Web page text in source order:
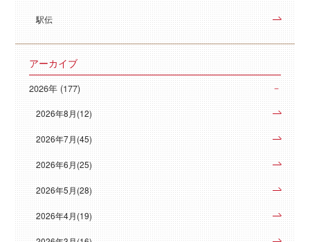
駅伝
アーカイブ
2026年 (177)
2026年8月(12)
2026年7月(45)
2026年6月(25)
2026年5月(28)
2026年4月(19)